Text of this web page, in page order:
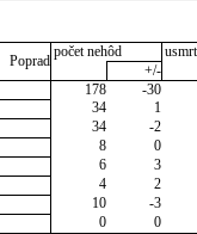
Poprad
počet nehôd
+/-
178
-30
34
1
34
-2
8
0
6
3
4
2
10
-3
0 0